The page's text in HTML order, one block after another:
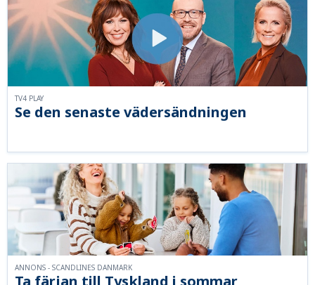
Se den senaste vädersändningen
TV4 PLAY
ANNONS - SCANDLINES DANMARK